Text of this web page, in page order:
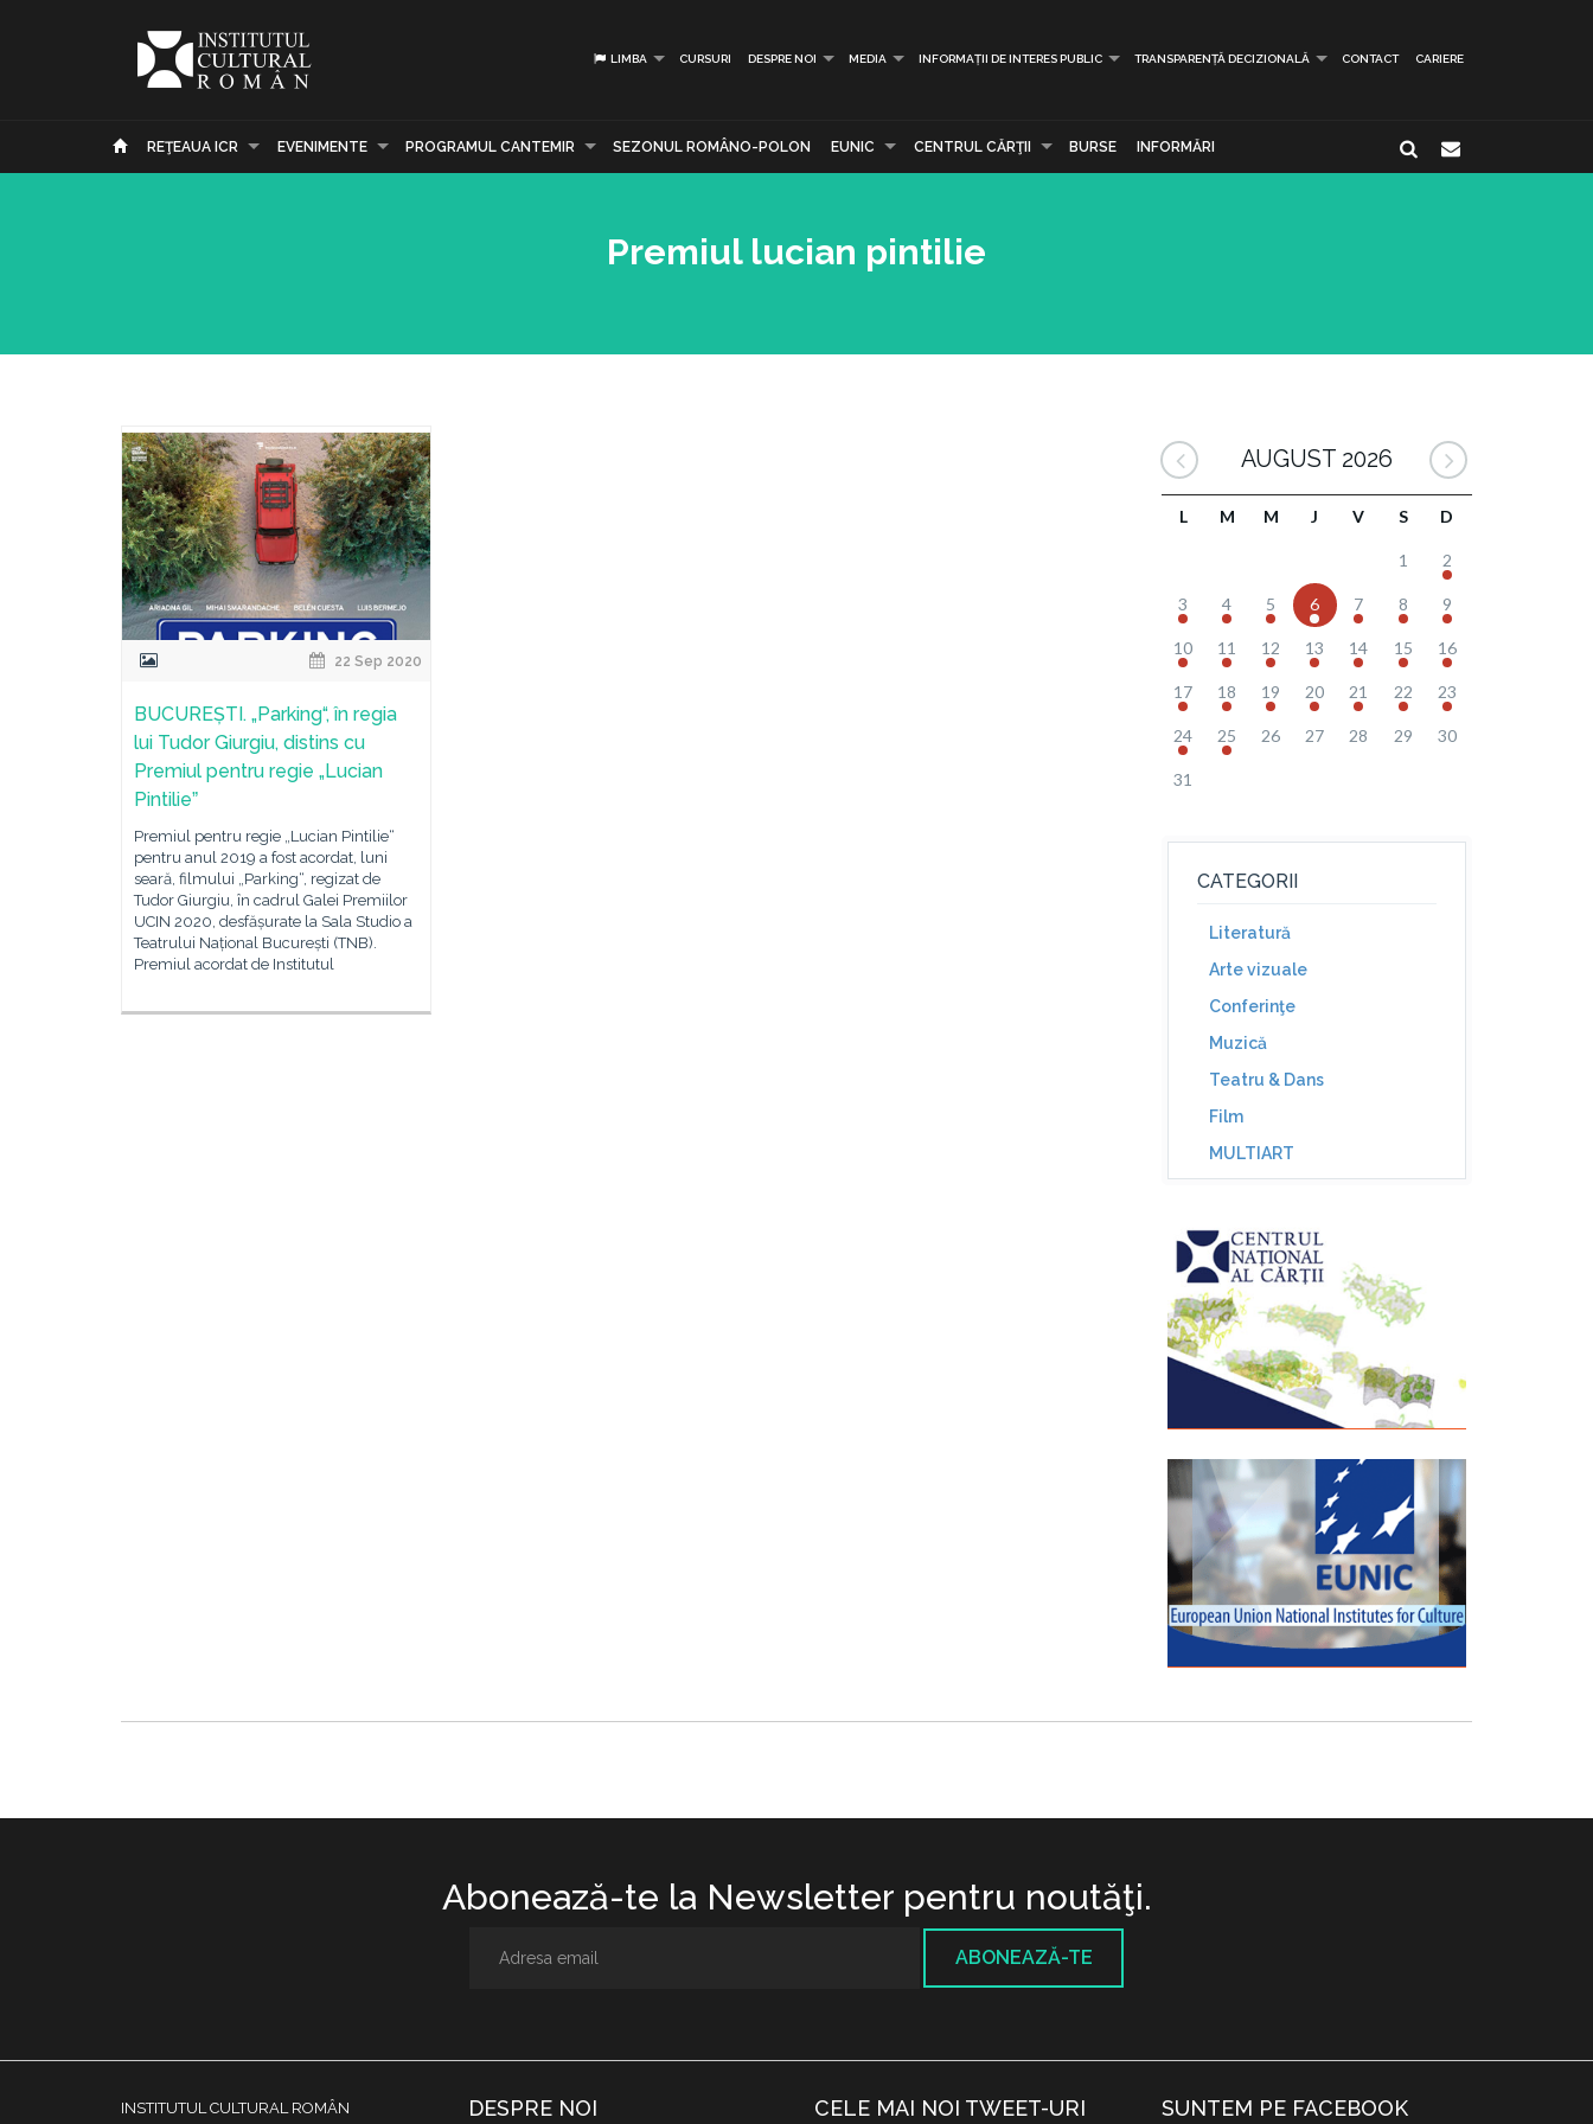
LIMBA CURSURI DESPRE NOI MEDIA INFORMAȚII DE INTERES PUBLIC TRANSPARENȚĂ DECIZIONALĂ CONTACT CARIERE
REŢEAUA ICR EVENIMENTE PROGRAMUL CANTEMIR SEZONUL ROMÂNO-POLON EUNIC CENTRUL CĂRŢII BURSE INFORMĂRI
Premiul lucian pintilie
22 Sep 2020
BUCUREȘTI. „Parking“, în regia
lui Tudor Giurgiu, distins cu
Premiul pentru regie „Lucian
Pintilieˮ
Premiul pentru regie „Lucian Pintilie“
pentru anul 2019 a fost acordat, luni
seară, filmului „Parking“, regizat de
Tudor Giurgiu, în cadrul Galei Premiilor
UCIN 2020, desfășurate la Sala Studio a
Teatrului Național București (TNB).
Premiul acordat de Institutul
AUGUST 2026
L M M J V S D
1 2
3 4 5 6 7 8 9
10 11 12 13 14 15 16
17 18 19 20 21 22 23
24 25 26 27 28 29 30
31
CATEGORII
Literatură
Arte vizuale
Conferinţe
Muzică
Teatru & Dans
Film
MULTIART
Abonează-te la Newsletter pentru noutăţi.
ABONEAZĂ-TE
INSTITUTUL CULTURAL ROMÂN
DESPRE NOI CELE MAI NOI TWEET-URI SUNTEM PE FACEBOOK